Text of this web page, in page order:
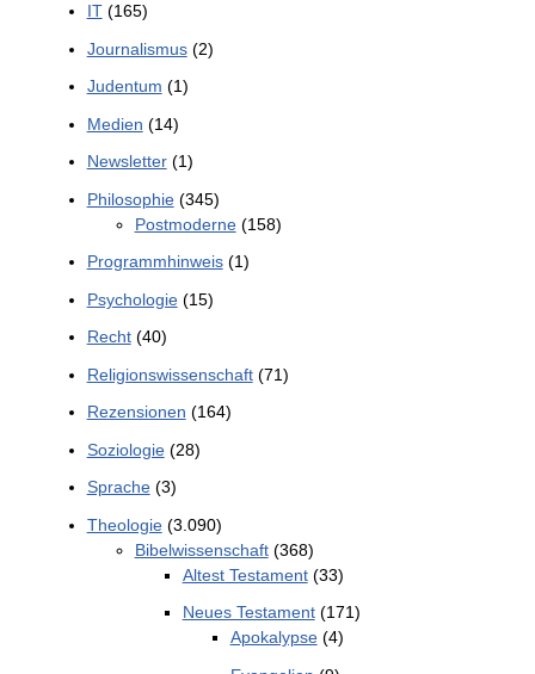
IT(165)
Journalismus(2)
Judentum (1)
Medien (14)
Newsletter(1)
Philosophie(345)
Postmoderne(158)
Programmhinweis(1)
Psychologie(15)
Recht(40)
Religionswissenschaft(71)
Rezensionen (164)
Soziologie(28)
Sprache(3)
Theologie(3.090)
Bibelwissenschaft(368)
Altest Testament(33)
Neues Testament(171)
Apokalypse(4)